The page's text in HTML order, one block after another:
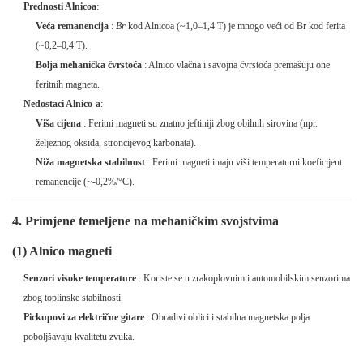
Prednosti Alnicoa:
Veća remanencija: Brkod Alnicoa (~1,0–1,4 T) je mnogo veći od Br kod ferita
(~0,2–0,4 T).
Bolja mehanička čvrstoća: Alnico vlačna i savojna čvrstoća premašuju one
feritnih magneta.
Nedostaci Alnico-a:
Viša cijena: Feritni magneti su znatno jeftiniji zbog obilnih sirovina (npr.
željeznog oksida, stroncijevog karbonata).
Niža magnetska stabilnost: Feritni magneti imaju viši temperaturni koeficijent
remanencije (~-0,2%/°C).
4. Primjene temeljene na mehaničkim svojstvima
(1) Alnico magneti
Senzori visoke temperature : Koriste se u zrakoplovnim i automobilskim senzorima
zbog toplinske stabilnosti.
Pickupovi za električne gitare : Obradivi oblici i stabilna magnetska polja
poboljšavaju kvalitetu zvuka.